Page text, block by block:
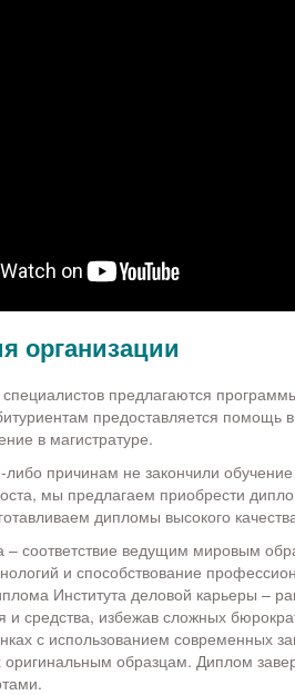
организации
предлагаются
предоставляется помощь
в магистратуре.
причинам не закончили
мы предлагаем приобрести
дипломы высокого
– соответствие ведущим мировым
и способствование
Института деловой карьеры –
и средства, избежав сложных
с использованием современных
оригинальным образцам. Диплом